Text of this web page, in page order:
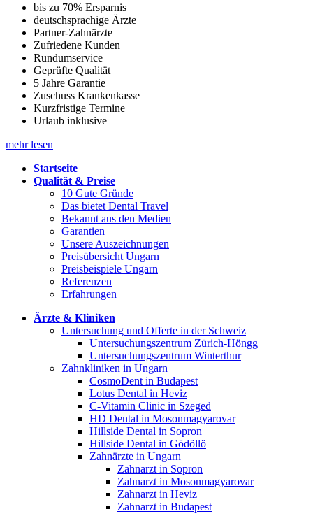
bis zu 70% Ersparnis
deutschsprachige Ärzte
Partner-Zahnärzte
Zufriedene Kunden
Rundumservice
Geprüfte Qualität
5 Jahre Garantie
Zuschuss Krankenkasse
Kurzfristige Termine
Urlaub inklusive
mehr lesen
Startseite
Qualität & Preise
10 Gute Gründe
Das bietet Dental Travel
Bekannt aus den Medien
Garantien
Unsere Auszeichnungen
Preisübersicht Ungarn
Preisbeispiele Ungarn
Referenzen
Erfahrungen
Ärzte & Kliniken
Untersuchung und Offerte in der Schweiz
Untersuchungszentrum Zürich-Höngg
Untersuchungszentrum Winterthur
Zahnkliniken in Ungarn
CosmoDent in Budapest
Lotus Dental in Heviz
C-Vitamin Clinic in Szeged
HD Dental in Mosonmagyarovar
Hillside Dental in Sopron
Hillside Dental in Gödöllö
Zahnärzte in Ungarn
Zahnarzt in Sopron
Zahnarzt in Mosonmagyarovar
Zahnarzt in Heviz
Zahnarzt in Budapest